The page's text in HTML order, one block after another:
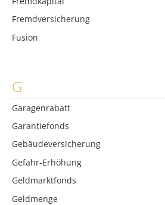
Fremdversicherung
Fusion
G
Garagenrabatt
Garantiefonds
Gebäudeversicherung
Gefahr-Erhöhung
Geldmarktfonds
Geldmenge